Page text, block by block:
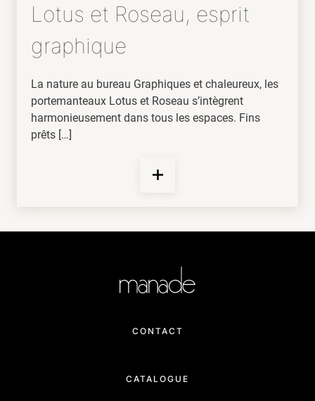
Lotus et Roseau, esprit
graphique
La nature au bureau Graphiques et chaleureux, les
portemanteaux Lotus et Roseau s’intègrent
harmonieusement dans tous les espaces. Fins
prêts […]
CONTACT
CATALOGUE